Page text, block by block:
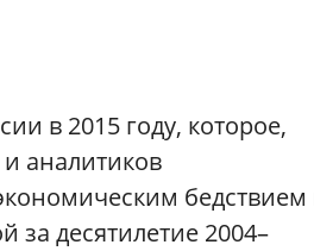
в 2015 году, которое,
аналитиков
бедствием
за десятилетие 2004–